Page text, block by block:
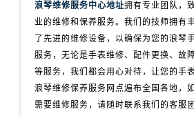
浪琴维修服务中心地址拥有专业团队，
业的维修和保养服务。我们的技师拥有
了先进的维修设备，以确保为您的浪琴
服务，无论是手表维修、配件更换、故
等服务，我们都会用心对待，让您的手
浪琴维修保养服务网点遍布全国各地，
需要维修服务，请随时联系我们的客服